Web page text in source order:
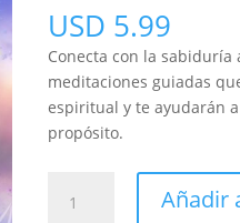
USD 5.99
Conecta con la sabiduría
meditaciones guiadas
espiritual y te ayudarán
propósito.
Guiadas
Añadir